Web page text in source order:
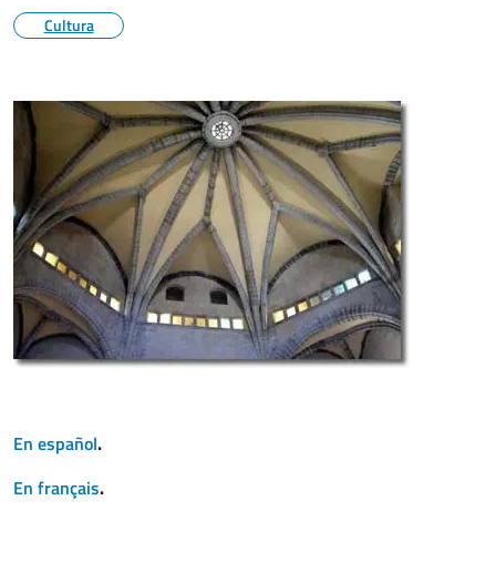
Cultura
En español.
En français.